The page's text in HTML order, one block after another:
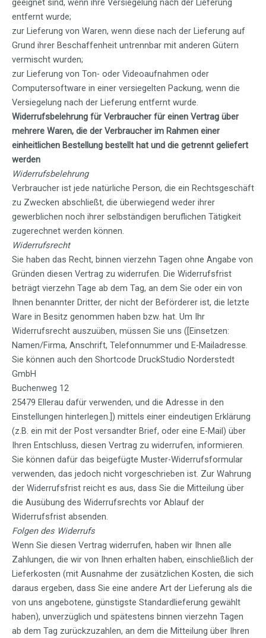
geeignet sind, wenn ihre Versiegelung nach der Lieferung
entfernt wurde;
zur Lieferung von Waren, wenn diese nach der Lieferung auf
Grund ihrer Beschaffenheit untrennbar mit anderen Gütern
vermischt wurden;
zur Lieferung von Ton- oder Videoaufnahmen oder
Computersoftware in einer versiegelten Packung, wenn die
Versiegelung nach der Lieferung entfernt wurde.
Widerrufsbelehrung für Verbraucher für einen Vertrag über
mehrere Waren, die der Verbraucher im Rahmen einer
einheitlichen Bestellung bestellt hat und die getrennt geliefert
werden
Widerrufsbelehrung
Verbraucher ist jede natürliche Person, die ein Rechtsgeschäft
zu Zwecken abschließt, die überwiegend weder ihrer
gewerblichen noch ihrer selbständigen beruflichen Tätigkeit
zugerechnet werden können.
Widerrufsrecht
Sie haben das Recht, binnen vierzehn Tagen ohne Angabe von
Gründen diesen Vertrag zu widerrufen. Die Widerrufsfrist
beträgt vierzehn Tage ab dem Tag, an dem Sie oder ein von
Ihnen benannter Dritter, der nicht der Beförderer ist, die letzte
Ware in Besitz genommen haben bzw. hat. Um Ihr
Widerrufsrecht auszuüben, müssen Sie uns ([Einsetzen:
Namen/Firma, Anschrift, Telefonnummer und E-Mailadresse.
Sie können auch den Shortcode DruckStudio Norderstedt
GmbH
Buchenweg 12
25479 Ellerau dafür verwenden, und die Adresse in den
Einstellungen hinterlegen.]) mittels einer eindeutigen Erklärung
(z.B. ein mit der Post versandter Brief, oder eine E-Mail) über
Ihren Entschluss, diesen Vertrag zu widerrufen, informieren.
Sie können dafür das beigefügte Muster-Widerrufsformular
verwenden, das jedoch nicht vorgeschrieben ist. Zur Wahrung
der Widerrufsfrist reicht es aus, dass Sie die Mitteilung über
die Ausübung des Widerrufsrechts vor Ablauf der
Widerrufsfrist absenden.
Folgen des Widerrufs
Wenn Sie diesen Vertrag widerrufen, haben wir Ihnen alle
Zahlungen, die wir von Ihnen erhalten haben, einschließlich der
Lieferkosten (mit Ausnahme der zusätzlichen Kosten, die sich
daraus ergeben, dass Sie eine andere Art der Lieferung als die
von uns angebotene, günstigste Standardlieferung gewählt
haben), unverzüglich und spätestens binnen vierzehn Tagen
ab dem Tag zurückzuzahlen, an dem die Mitteilung über Ihren